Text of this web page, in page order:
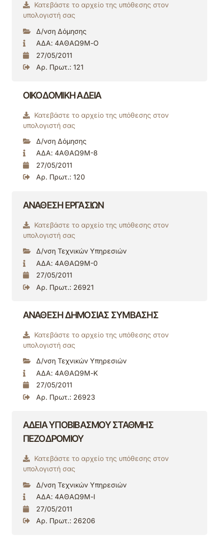
Κατεβάστε το αρχείο της υπόθεσης στον
υπολογιστή σας
Δ/νση Δόμησης
ΑΔΑ: 4ΑΘΑΩ9Μ-Ο
27/05/2011
Αρ. Πρωτ.: 121
ΟΙΚΟΔΟΜΙΚΗ ΑΔΕΙΑ
Κατεβάστε το αρχείο της υπόθεσης στον
υπολογιστή σας
Δ/νση Δόμησης
ΑΔΑ: 4ΑΘΑΩ9Μ-8
27/05/2011
Αρ. Πρωτ.: 120
ΑΝΑΘΕΣΗ ΕΡΓΑΣΙΩΝ
Κατεβάστε το αρχείο της υπόθεσης στον
υπολογιστή σας
Δ/νση Τεχνικών Υπηρεσιών
ΑΔΑ: 4ΑΘΑΩ9Μ-0
27/05/2011
Αρ. Πρωτ.: 26921
ΑΝΑΘΕΣΗ ΔΗΜΟΣΙΑΣ ΣΥΜΒΑΣΗΣ
Κατεβάστε το αρχείο της υπόθεσης στον
υπολογιστή σας
Δ/νση Τεχνικών Υπηρεσιών
ΑΔΑ: 4ΑΘΑΩ9Μ-Κ
27/05/2011
Αρ. Πρωτ.: 26923
ΑΔΕΙΑ ΥΠΟΒΙΒΑΣΜΟΥ ΣΤΑΘΜΗΣ
ΠΕΖΟΔΡΟΜΙΟΥ
Κατεβάστε το αρχείο της υπόθεσης στον
υπολογιστή σας
Δ/νση Τεχνικών Υπηρεσιών
ΑΔΑ: 4ΑΘΑΩ9Μ-Ι
27/05/2011
Αρ. Πρωτ.: 26206